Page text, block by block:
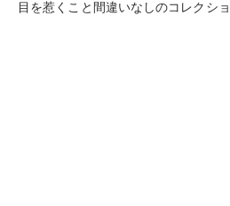
目を惹くこと間違いなしのコレクシ